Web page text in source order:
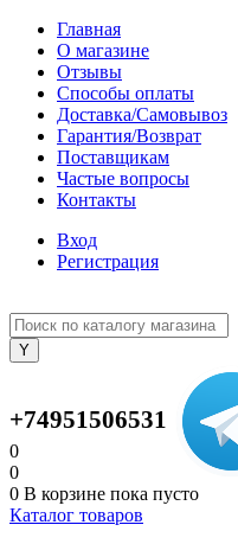
Главная
О магазине
Отзывы
Способы оплаты
Доставка/Самовывоз
Гарантия/Возврат
Поставщикам
Частые вопросы
Контакты
Вход
Регистрация
+74951506531
0
0
0 В корзине пока пусто
Каталог товаров